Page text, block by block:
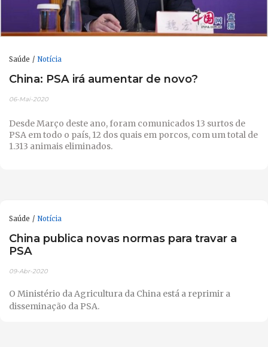
Saúde Notícia
China: PSA irá aumentar de novo?
06-Mai-2020
Desde Março deste ano, foram comunicados 13 surtos de
PSA em todo o país, 12 dos quais em porcos, com um total de
1.313 animais eliminados.
Saúde Notícia
China publica novas normas para travar a
PSA
09-Abr-2020
O Ministério da Agricultura da China está a reprimir a
disseminação da PSA.